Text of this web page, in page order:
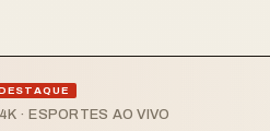
· ESPORTES AO VIVO